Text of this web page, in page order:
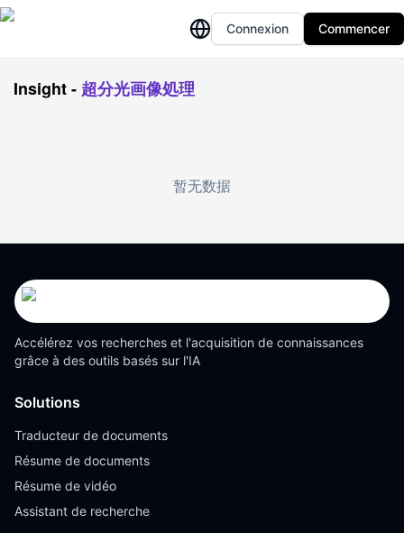
Connexion Commencer
Insight- 超分光画像処理
暂无数据
Accélérez vos recherches et l'acquisition de connaissances
grâce à des outils basés sur l'IA
Solutions
Traducteur de documents
Résume de documents
Résume de vidéo
Assistant de recherche